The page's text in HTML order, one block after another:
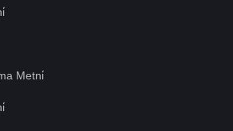
Metni̇